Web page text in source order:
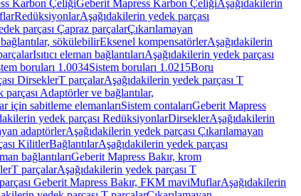
Karbon ÇeliğiGeberit Mapress Karbon ÇeliğiAşağıdakilerin
RedüksiyonlarAşağıdakilerin yedek parçası
parçası Çapraz parçalarÇıkarılamayan
sökülebilirEksenel kompensatörlerAşağıdakilerin
Isıtıcı eleman bağlantılarıAşağıdakilerin yedek parçası
boruları 1.0034Sistem boruları 1.0215Boru
DirseklerT parçalarAşağıdakilerin yedek parçası T
Adaptörler ve bağlantılar,
için sabitleme elemanlarıSistem contalarıGeberit Mapress
yedek parçası RedüksiyonlarDirseklerAşağıdakilerin
adaptörlerAşağıdakilerin yedek parçası Çıkarılamayan
KilitlerBağlantılarAşağıdakilerin yedek parçası
bağlantılarıGeberit Mapress Bakır, krom
T parçalarAşağıdakilerin yedek parçası T
Geberit Mapress Bakır, FKM maviMuflarAşağıdakilerin